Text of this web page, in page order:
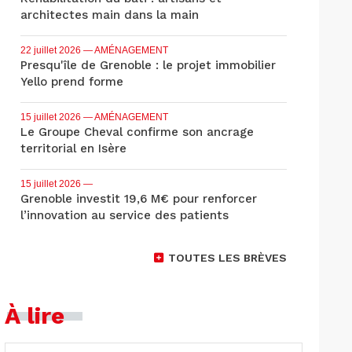
architectes main dans la main
22 juillet 2026 — AMÉNAGEMENT
Presqu'île de Grenoble : le projet immobilier
Yello prend forme
15 juillet 2026 — AMÉNAGEMENT
Le Groupe Cheval confirme son ancrage
territorial en Isère
15 juillet 2026 —
Grenoble investit 19,6 M€ pour renforcer
l’innovation au service des patients
TOUTES LES BRÈVES
À lire